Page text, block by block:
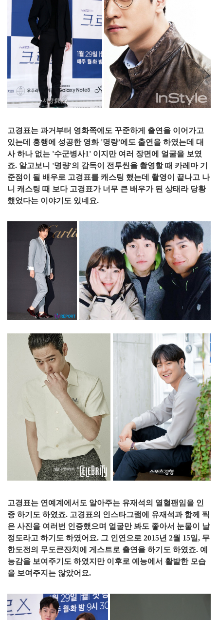
고경표는 과거부터 영화쪽에도 꾸준하게 출연을 이어가고
있는데 흥행에 성공한 영화 '명량'에도 출연을 하였는데 대
사 하나 없는 '수군병사1' 이지만 여러 장면에 얼굴을 보였
죠. 알고보니 '명량'의 감독이 전투씬을 촬영할 때 카레마 기
준점이 될 배우로 고경표를 캐스팅 했는데 촬영이 끝나고 나
니 캐스팅 때 보다 고경표가 너무 큰 배우가 된 상태라 당황
했었다는 이야기도 있네요.
고경표는 연예계에서도 알아주는 유재석의 열혈팬임을 인
증 하기도 하였죠. 고경표의 인스타그램에 유재석과 함께 찍
은 사진을 여러번 인증했으며 얼굴만 봐도 좋아서 눈물이 날
정도라고 하기도 하였어요. 그 인연으로 2015년 2월 15일, 무
한도전의 무도큰잔치에 게스트로 출연을 하기도 하였죠. 예
능감을 보여주기도 하였지만 이후로 예능에서 활발한 모습
을 보여주지는 않았어요.